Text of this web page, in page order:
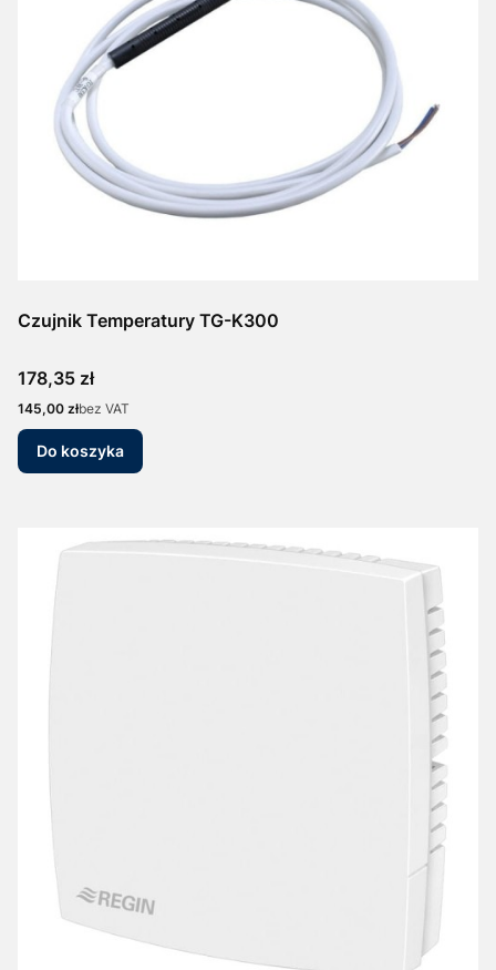
Czujnik Temperatury TG-K300
Cena
178,35 zł
Cena
145,00 złbez VAT
Do koszyka